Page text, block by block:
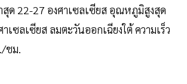
ด 22-27 องศาเซลเซียส อุณหภูมิสูงสุด
เซลเซียส ลมตะวันออกเฉียงใต้ ความเร็ว
ชม.